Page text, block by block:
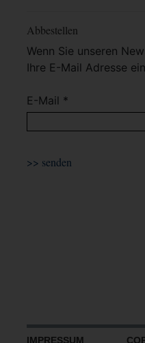
Abbestellen
Wenn Sie unseren
Ihre E-Mail Adresse
E-Mail *
IMPRESSUM